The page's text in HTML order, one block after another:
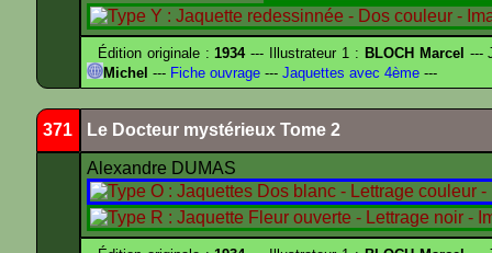
Édition originale :1934--- Illustrateur 1 : BLOCH Marcel ---
Michel --- Fiche ouvrage --- Jaquettes avec 4ème ---
371 Le Docteur mystérieux Tome 2
Alexandre DUMAS